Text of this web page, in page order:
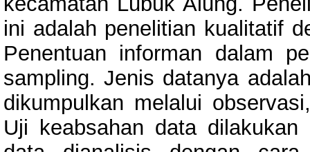
ini adalah penelitian kualitatif
Penentuan informan dalam
sampling. Jenis datanya
dikumpulkan melalui
Uji keabsahan data